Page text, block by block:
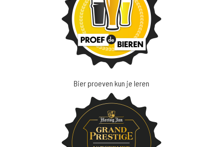
Bier proeven kun je leren